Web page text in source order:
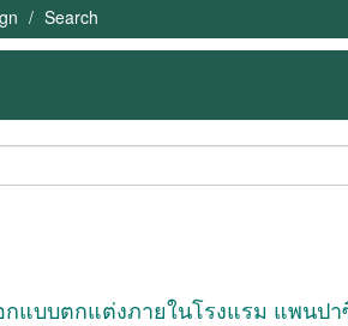
Search
กแบบตกแต่งภายในโรงแรม แพนปา